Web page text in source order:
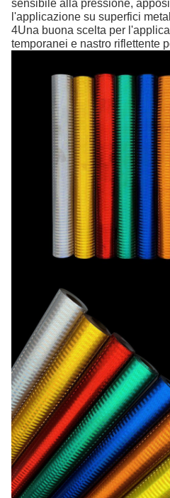
sensibile alla pressione,
l'applicazione su superfici
4Una buona scelta per
temporanei e nastro riflettente